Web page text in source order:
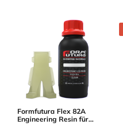
Formfutura Flex 82A
Engineering Resin für